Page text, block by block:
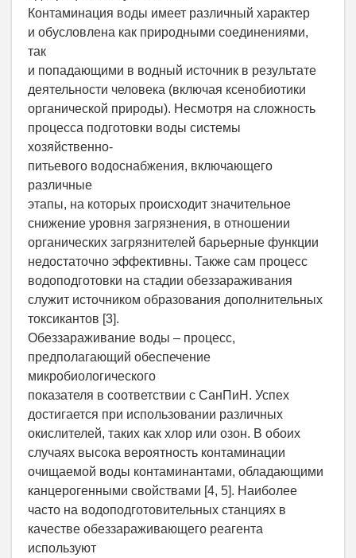
Контаминация воды имеет различный характер
и обусловлена как природными соединениями,
так
и попадающими в водный источник в результате
деятельности человека (включая ксенобиотики
органической природы). Несмотря на сложность
процесса подготовки воды системы
хозяйственно-
питьевого водоснабжения, включающего
различные
этапы, на которых происходит значительное
снижение уровня загрязнения, в отношении
органических загрязнителей барьерные функции
недостаточно эффективны. Также сам процесс
водоподготовки на стадии обеззараживания
служит источником образования дополнительных
токсикантов [3].
Обеззараживание воды – процесс,
предполагающий обеспечение
микробиологического
показателя в соответствии с СанПиН. Успех
достигается при использовании различных
окислителей, таких как хлор или озон. В обоих
случаях высока вероятность контаминации
очищаемой воды контаминантами, обладающими
канцерогенными свойствами [4, 5]. Наиболее
часто на водоподготовительных станциях в
качестве обеззараживающего реагента
используют